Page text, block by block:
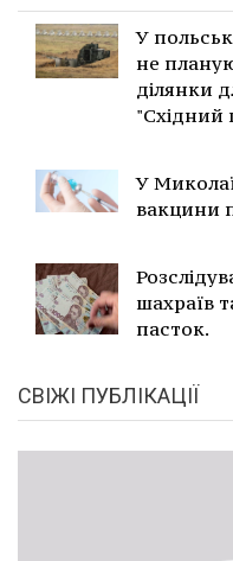
У
не
ділянки
"Східний
У
вакцини
шахраїв
пасток.
СВІЖІ ПУБЛІКАЦІЇ